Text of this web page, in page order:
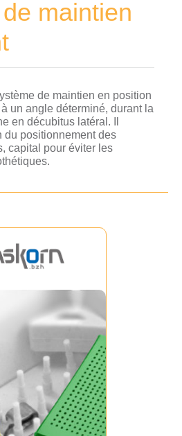
maintien
de maintien en position
un angle déterminé, durant la
en décubitus latéral. Il
du positionnement des
capital pour éviter les